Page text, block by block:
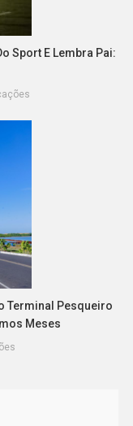
Sport E Lembra Pai:
Terminal Pesqueiro
Meses